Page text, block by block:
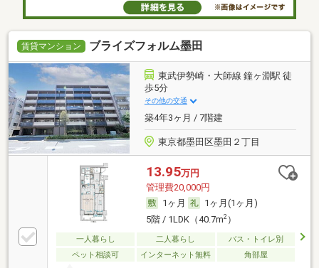
賃貸マンション ブライズフォルム墨田
東武伊勢崎・大師線 鐘ヶ淵駅 徒
歩5分
その他の交通
築4年3ヶ月 / 7階建
東京都墨田区墨田２丁目
13.95万円
管理費20,000円
1ヶ月
1ヶ月(1ヶ月)
5階 / 1LDK（40.7m2）
一人暮らし 二人暮らし
バス・トイレ別
ペット相談可
インターネット無料 角部屋